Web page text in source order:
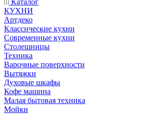
Каталог
КУХНИ
Артдеко
Классические кухни
Современные кухни
Столешницы
Техника
Варочные поверхности
Вытяжки
Духовые шкафы
Кофе машина
Малая бытовая техника
Мойки